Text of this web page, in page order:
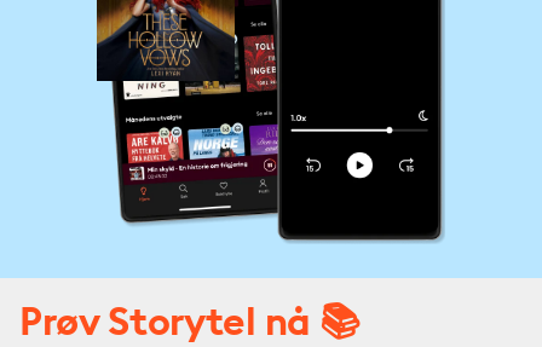
Prøv Storytel nå 📚